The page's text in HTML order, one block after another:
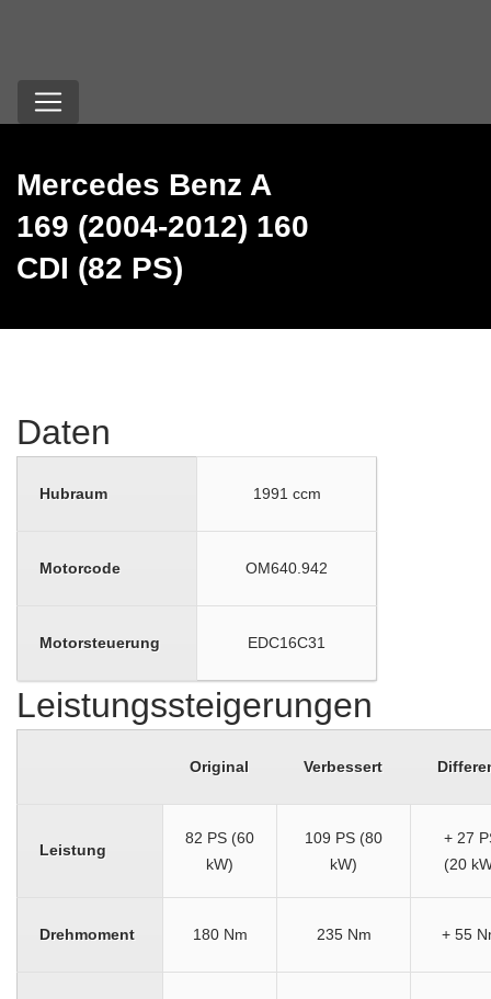
Mercedes Benz A
169 (2004-2012) 160
CDI (82 PS)
Daten
Hubraum 1991 ccm
Motorcode OM640.942
Motorsteuerung EDC16C31
Leistungssteigerungen
Original Verbessert
Leistung
82 PS (60
kW)
109 PS (80
kW)
+ 27
(20
Drehmoment 180 Nm 235 Nm + 55